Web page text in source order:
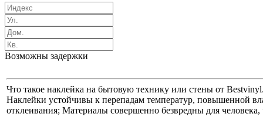
Возможны задержки
Что такое наклейка на бытовую технику или стены от
Наклейки устойчивы к перепадам температур, повышенной
отклеивания; Материалы совершенно безвредны для